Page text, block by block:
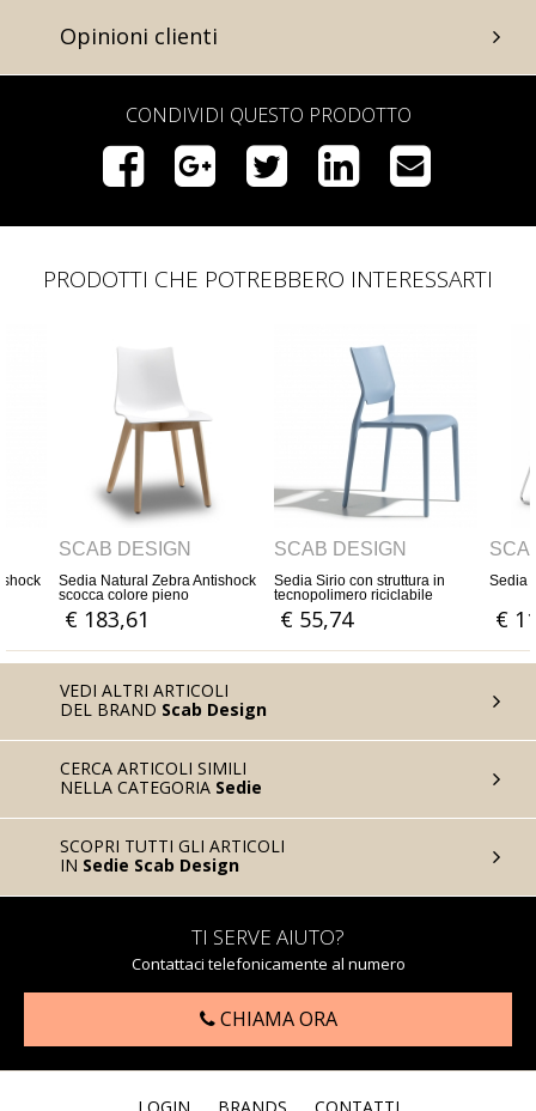
Opinioni clienti
CONDIVIDI QUESTO PRODOTTO
PRODOTTI CHE POTREBBERO INTERESSARTI
Antishock
SCAB DESIGN
Sedia Sirio con struttura in
tecnopolimero riciclabile
rinforzato con fibra di vetro
€ 55,74
SCAB DESIGN
Sedia Zebra Antishock a Slitta
€ 115,57
VEDI ALTRI ARTICOLI
DEL BRAND Scab Design
CERCA ARTICOLI SIMILI
NELLA CATEGORIA Sedie
SCOPRI TUTTI GLI ARTICOLI
IN Sedie Scab Design
TI SERVE AIUTO?
Contattaci telefonicamente al numero
CHIAMA ORA